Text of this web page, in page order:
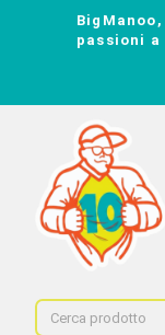
passioni a